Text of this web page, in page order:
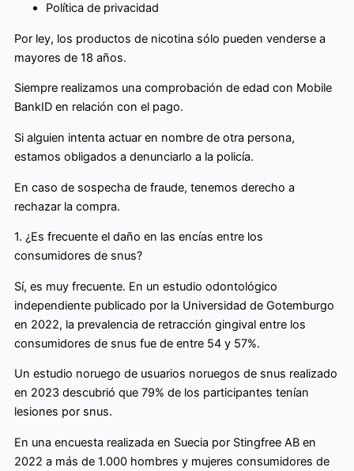
Política de privacidad
Por ley, los productos de nicotina sólo pueden venderse a
mayores de 18 años.
Siempre realizamos una comprobación de edad con Mobile
BankID en relación con el pago.
Si alguien intenta actuar en nombre de otra persona,
estamos obligados a denunciarlo a la policía.
En caso de sospecha de fraude, tenemos derecho a
rechazar la compra.
1. ¿Es frecuente el daño en las encías entre los
consumidores de snus?
Sí, es muy frecuente. En un estudio odontológico
independiente publicado por la Universidad de Gotemburgo
en 2022, la prevalencia de retracción gingival entre los
consumidores de snus fue de entre 54 y 57%.
Un estudio noruego de usuarios noruegos de snus realizado
en 2023 descubrió que 79% de los participantes tenían
lesiones por snus.
En una encuesta realizada en Suecia por Stingfree AB en
2022 a más de 1.000 hombres y mujeres consumidores de